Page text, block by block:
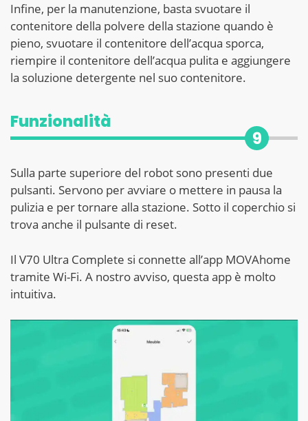
Infine, per la manutenzione, basta svuotare il
contenitore della polvere della stazione quando è
pieno, svuotare il contenitore dell’acqua sporca,
riempire il contenitore dell’acqua pulita e aggiungere
la soluzione detergente nel suo contenitore.
Funzionalità
9
Sulla parte superiore del robot sono presenti due
pulsanti. Servono per avviare o mettere in pausa la
pulizia e per tornare alla stazione. Sotto il coperchio si
trova anche il pulsante di reset.
Il V70 Ultra Complete si connette all’app MOVAhome
tramite Wi-Fi. A nostro avviso, questa app è molto
intuitiva.